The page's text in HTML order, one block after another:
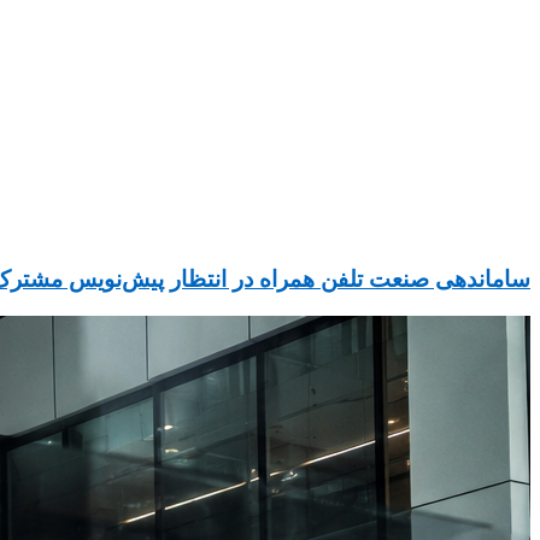
ساماندهی صنعت تلفن همراه در انتظار پیش‌نویس مشترک ۳ دستگاه